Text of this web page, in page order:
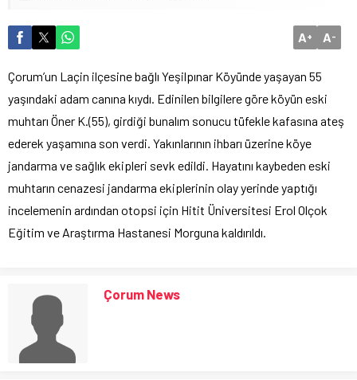
A+ A-
Çorum’un Laçin ilçesine bağlı Yeşilpınar Köyünde yaşayan 55
yaşındaki adam canına kıydı. Edinilen bilgilere göre köyün eski
muhtarı Öner K.(55), girdiği bunalım sonucu tüfekle kafasına ateş
ederek yaşamına son verdi. Yakınlarının ihbarı üzerine köye
jandarma ve sağlık ekipleri sevk edildi. Hayatını kaybeden eski
muhtarın cenazesi jandarma ekiplerinin olay yerinde yaptığı
incelemenin ardından otopsi için Hitit Üniversitesi Erol Olçok
Eğitim ve Araştırma Hastanesi Morguna kaldırıldı.
Çorum News